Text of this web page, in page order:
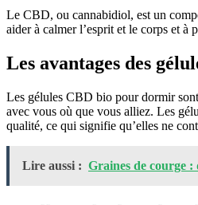
Le CBD, ou cannabidiol, est un
aider à calmer l’esprit et le corps et à
Les avantages des
Les gélules CBD bio pour dormir
avec vous où que vous alliez. Les
qualité, ce qui signifie qu’elles ne
Lire aussi : Graines de courge